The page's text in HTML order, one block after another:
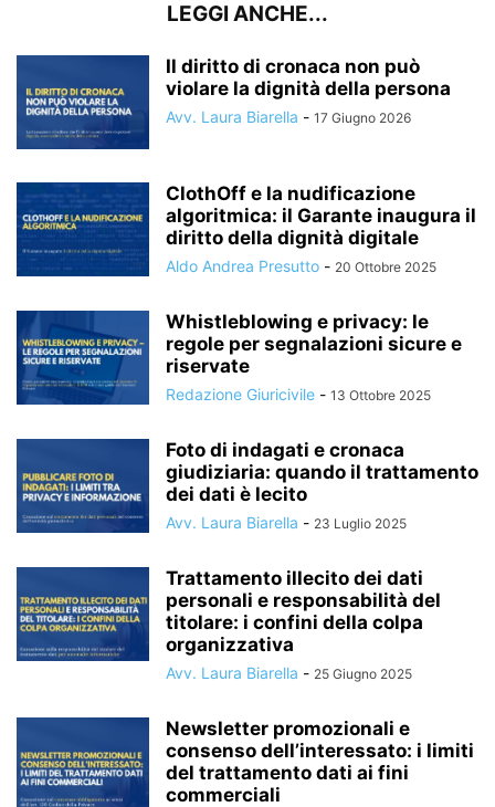
LEGGI ANCHE...
Il diritto di cronaca non può
violare la dignità della persona
Avv. Laura Biarella - 17 Giugno 2026
ClothOff e la nudificazione
algoritmica: il Garante inaugura il
diritto della dignità digitale
Aldo Andrea Presutto - 20 Ottobre 2025
Whistleblowing e privacy: le
regole per segnalazioni sicure e
riservate
Redazione Giuricivile - 13 Ottobre 2025
Foto di indagati e cronaca
giudiziaria: quando il trattamento
dei dati è lecito
Avv. Laura Biarella - 23 Luglio 2025
Trattamento illecito dei dati
personali e responsabilità del
titolare: i confini della colpa
organizzativa
Avv. Laura Biarella - 25 Giugno 2025
Newsletter promozionali e
consenso dell’interessato: i limiti
del trattamento dati ai fini
commerciali